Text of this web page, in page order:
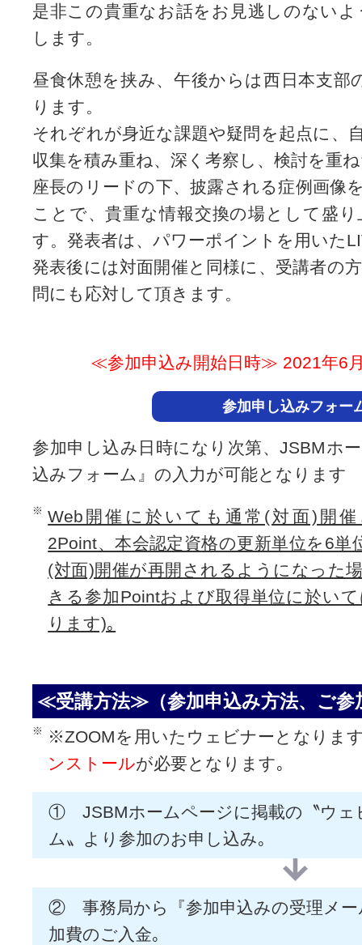
是非この貴重なお話をお見逃しのない
します。
昼食休憩を挟み、午後からは西日本支部
ります。
それぞれが身近な課題や疑問を起点に、
収集を積み重ね、深く考察し、検討を重
座長のリードの下、披露される症例画像
ことで、貴重な情報交換の場として盛
す。発表者は、パワーポイントを用いた
発表後には対面開催と同様に、受講者の
問にも応対して頂きます。
≪参加申込み開始日時≫ 2021年6
参加申し込みフォー
参加申し込み日時になり次第、JSBMホ
込みフォーム』の入力が可能となります
Web開催に於いても通常(対面)開
2Point、本会認定資格の更新単位を6単
(対面)開催が再開されるようになった
きる参加Pointおよび取得単位に於い
ります)｡
≪受講方法≫（参加申込み方法、ご参
※ZOOMを用いたウェビナーとなりま
ンストールが必要となります｡
① JSBMホームページに掲載の〝ウェ
ム〟より参加のお申し込み｡
② 事務局から『参加申込みの受理メー
加費のご入金｡